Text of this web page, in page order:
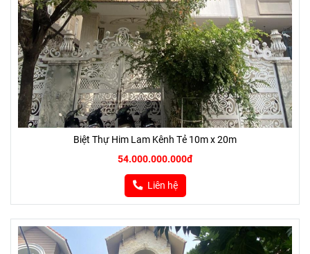
Biệt Thự Him Lam Kênh Tẻ 10m x 20m
54.000.000.000đ
Liên hệ